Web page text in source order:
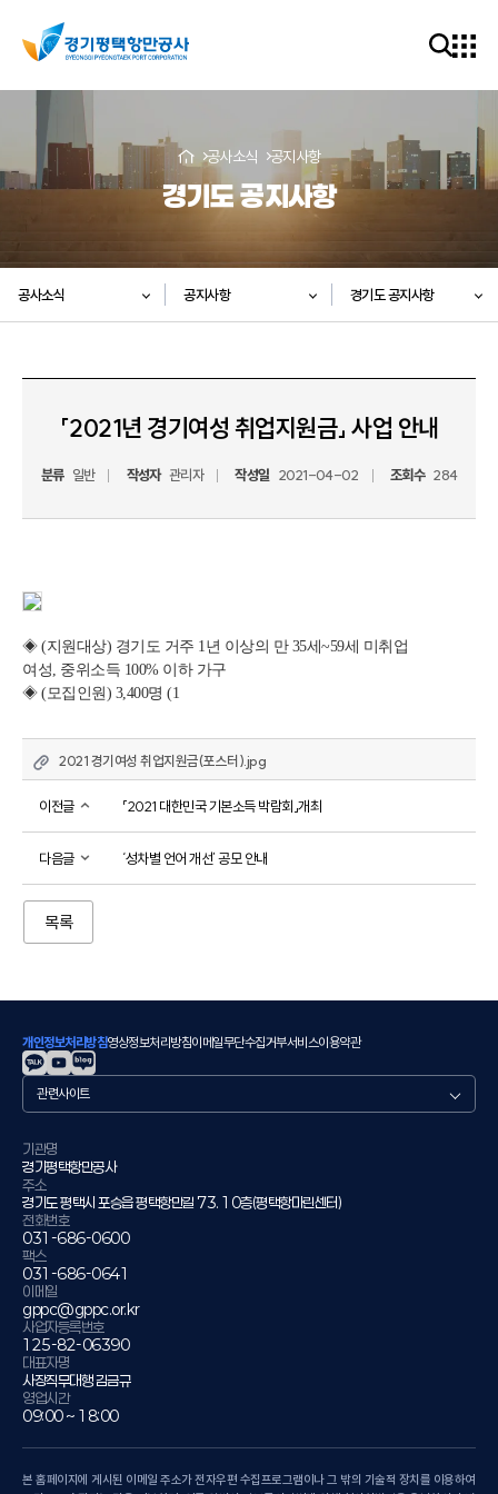
공사소식 공지사항
경기도 공지사항
공사소식 공지사항 경기도 공지사항
「2021년 경기여성 취업지원금」 사업 안내
분류 일반 작성자 관리자 작성일 2021-04-02 조회수 284
◈ (지원대상) 경기도 거주 1년 이상의 만 35세 ~59세 미취업
여성, 중위소득 100% 이하 가구
◈ (모집인원) 3,400명 (1
2021 경기여성 취업지원금(포스터).jpg
이전글 「2021 대한민국 기본소득 박람회」개최
다음글 ‘성차별 언어 개선’ 공모 안내
목록
개인정보처리방침영상정보처리방침이메일무단수집거부서비스이용약관
관
련
이
트
기관명
경기평택항만공사
주소
경기도 평택시 포승읍 평택항만길 73. 10층(평택항마린센터)
전화번호
031-686-0600
팩스
031-686-0641
이메일
gppc@gppc.or.kr
사업자등록번호
125-82-06390
대표자명
사장직무대행 김금규
영업시간
09:00 ~ 18:00
본 홈페이지에 게시된 이메일 주소가 전자우편 수집프로그램이나 그 밖의 기술적 장치를 이용하여